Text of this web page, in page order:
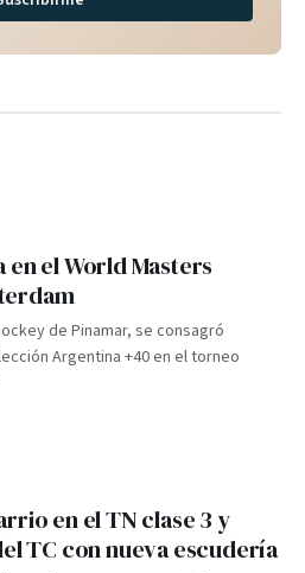
el World Masters
de Pinamar, se consagró
Argentina +40 en el torneo
en el TN clase 3 y
TC con nueva escudería